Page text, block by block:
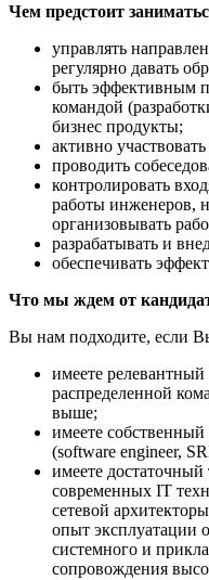
Чем предстоит
управлять
регулярно давать
быть эффективным
командой
бизнес продукты;
активно
проводить
контролировать
работы инженеров,
организовывать
разрабатывать и
обеспечивать
Что мы ждем от
Вы нам подходите, если
имеете
распределенной
выше;
имеете
(software engineer,
имеете достаточный
современных IT
сетевой
опыт эксплуатации
системного и
сопровождения